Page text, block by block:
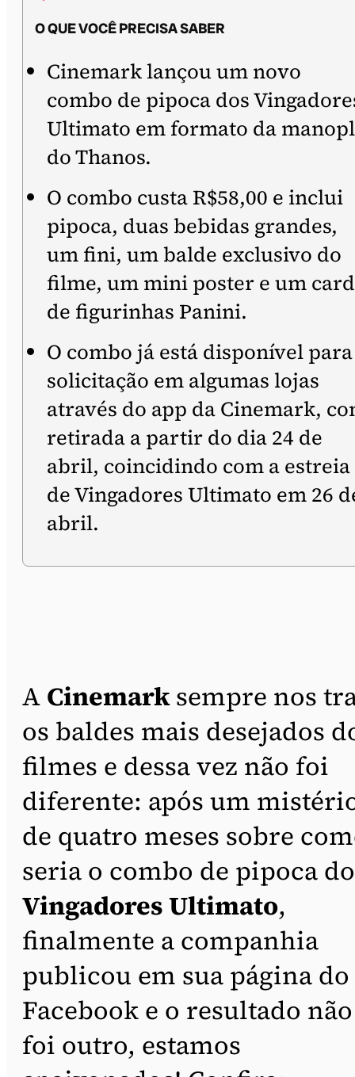
O QUE VOCÊ PRECISA SABER
Cinemark lançou um novo
combo de pipoca dos
Ultimato em formato da
do Thanos.
O combo custa R$58,00 e inclui
pipoca, duas bebidas grandes,
um fini, um balde exclusivo do
filme, um mini poster e um card
de figurinhas Panini.
O combo já está disponível para
solicitação em algumas lojas
através do app da Cinemark,
retirada a partir do dia 24 de
abril, coincidindo com a estreia
de Vingadores Ultimato em 26
abril.
A Cinemarksempre nos
os baldes mais desejados
filmes e dessa vez não foi
diferente: após um
de quatro meses sobre
seria o combo de pipoca
Vingadores Ultimato,
finalmente a companhia
publicou em sua página do
Facebook e o resultado não
foi outro, estamos